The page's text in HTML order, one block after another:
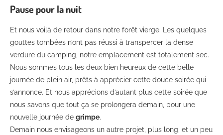
Pause pour la nuit
Et nous voilà de retour dans notre forêt vierge. Les quelques
gouttes tombées n’ont pas réussi à transpercer la dense
verdure du camping, notre emplacement est totalement sec.
Nous sommes tous les deux bien heureux de cette belle
journée de plein air, prêts à apprécier cette douce soirée qui
s’annonce. Et nous apprécions d’autant plus cette soirée que
nous savons que tout ça se prolongera demain, pour une
nouvelle journée de grimpe.
Demain nous envisageons un autre projet, plus long, et un peu